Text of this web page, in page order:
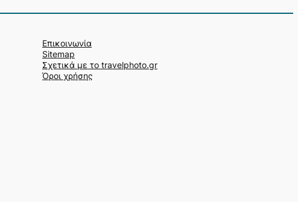
Επικοινωνία
Sitemap
Σχετικά με το travelphoto.gr
Όροι χρήσης